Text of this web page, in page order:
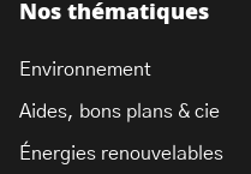
Nos thématiques
Environnement
Aides, bons plans & cie
Énergies renouvelables